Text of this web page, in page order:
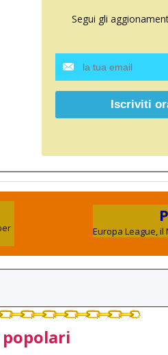
Segui gli
Europa League,